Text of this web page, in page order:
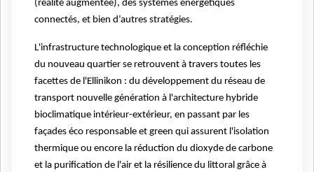
(réalité augmentée), des systèmes énergétiques
connectés, et bien d’autres stratégies.
L'infrastructure technologique et la conception réfléchie
du nouveau quartier se retrouvent à travers toutes les
facettes de l'Ellinikon : du développement du réseau de
transport nouvelle génération à l'architecture hybride
bioclimatique intérieur-extérieur, en passant par les
façades éco responsable et green qui assurent l'isolation
thermique ou encore la réduction du dioxyde de carbone
et la purification de l'air et la résilience du littoral grâce à